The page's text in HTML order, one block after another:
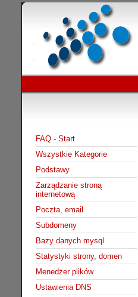
FAQ - Start
Wszystkie Kategorie
Podstawy
Zarządzanie stroną
internetową
Poczta, email
Subdomeny
Bazy danych mysql
Statystyki strony, domen
Menedżer plików
Ustawienia DNS